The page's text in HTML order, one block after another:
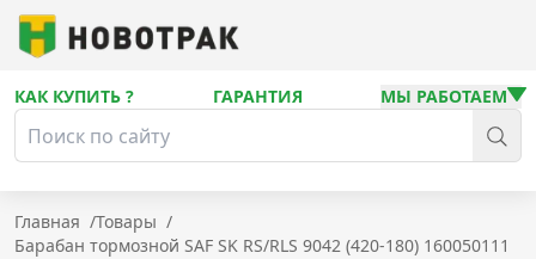
КАК КУПИТЬ ? ГАРАНТИЯ МЫ РАБОТАЕМ
Главная /Товары /
Барабан тормозной SAF SK RS/RLS 9042 (420-180) 160050111